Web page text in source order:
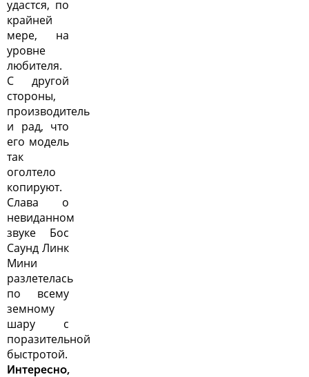
удастся, по
крайней
мере, на
уровне
любителя.
С другой
стороны,
производитель
и рад, что
его модель
так
оголтело
копируют.
Слава о
невиданном
звуке Бос
Саунд Линк
Мини
разлетелась
по всему
земному
шару с
поразительной
быстротой.
Интересно,